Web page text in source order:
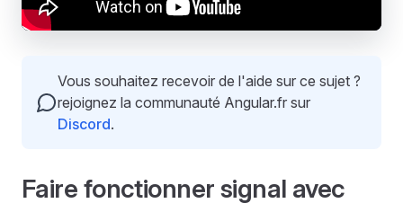
Vous souhaitez recevoir de l'aide sur ce sujet ?
rejoignez la communauté Angular.fr sur
Discord.
Faire fonctionner signal avec